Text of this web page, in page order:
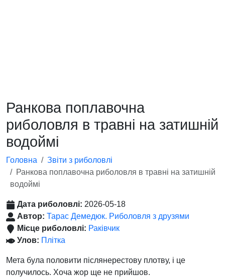
Ранкова поплавочна
риболовля в травні на затишній
водоймі
Головна
Звіти з риболовлі
Ранкова поплавочна риболовля в травні на затишній
водоймі
Дата риболовлі: 2026-05-18
Автор: Тарас Демедюк. Риболовля з друзями
Місце риболовлі: Раківчик
Улов: Плітка
Мета була половити післянерестову плотву, і це
получилось. Хоча жор ще не прийшов.